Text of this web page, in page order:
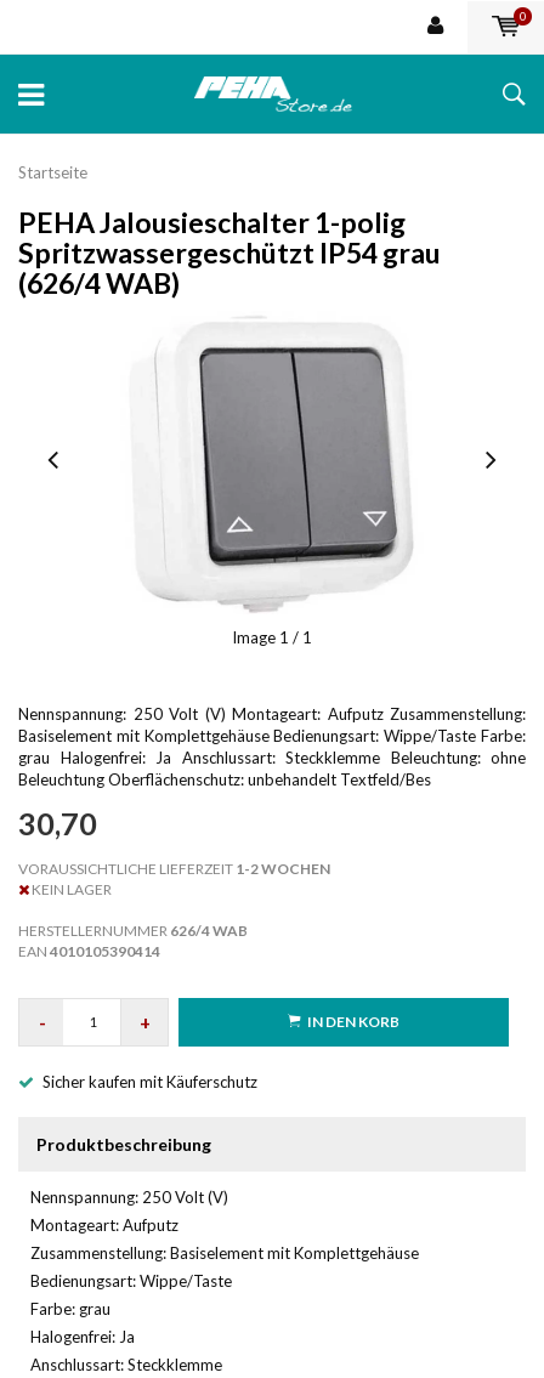
0
Startseite
PEHA Jalousieschalter 1-polig
Spritzwassergeschützt IP54 grau
(626/4 WAB)
Image 1 / 1
Nennspannung: 250 Volt (V) Montageart: Aufputz Zusammenstellung:
Basiselement mit Komplettgehäuse Bedienungsart: Wippe/Taste Farbe:
grau Halogenfrei: Ja Anschlussart: Steckklemme Beleuchtung: ohne
Beleuchtung Oberflächenschutz: unbehandelt Textfeld/Bes
30,70
VORAUSSICHTLICHE LIEFERZEIT 1-2 WOCHEN
KEIN LAGER
HERSTELLERNUMMER 626/4 WAB
EAN 4010105390414
- + IN DEN KORB
Sicher kaufen mit Käuferschutz
Produktbeschreibung
Nennspannung: 250 Volt (V)
Montageart: Aufputz
Zusammenstellung: Basiselement mit Komplettgehäuse
Bedienungsart: Wippe/Taste
Farbe: grau
Halogenfrei: Ja
Anschlussart: Steckklemme